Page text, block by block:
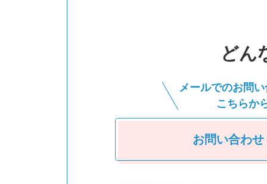
どん
メールでのお問
こちらか
お問い合わせ